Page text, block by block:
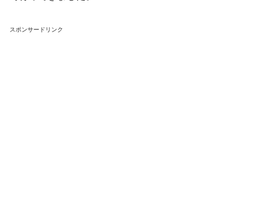
スポンサードリンク